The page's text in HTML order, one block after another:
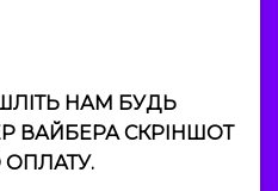
НАМ БУДЬ
ВАЙБЕРА СКРІНШОТ